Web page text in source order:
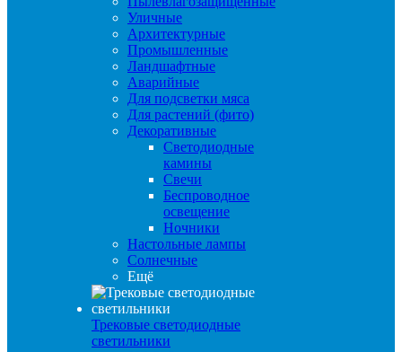
Уличные
Архитектурные
Промышленные
Ландшафтные
Аварийные
Для подсветки мяса
Для растений (фито)
Декоративные
Светодиодные
камины
Свечи
Беспроводное
освещение
Ночники
Настольные лампы
Солнечные
Ещё
Трековые светодиодные
светильники